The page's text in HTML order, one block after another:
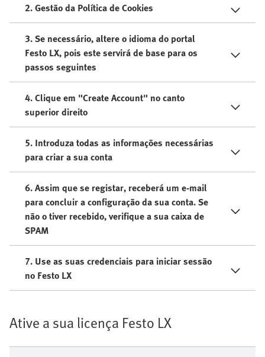
2. Gestão da Política de Cookies​
3. Se necessário, altere o idioma do portal
Festo LX, pois este servirá de base para os
passos seguintes
4. Clique em "Create Account" no canto
superior direito
5. Introduza todas as informações necessárias
para criar a sua conta
6. Assim que se registar, receberá um e-mail
para concluir a configuração da sua conta. Se
não o tiver recebido, verifique a sua caixa de
SPAM
7. Use as suas credenciais para iniciar sessão
no Festo LX
Ative a sua licença Festo LX